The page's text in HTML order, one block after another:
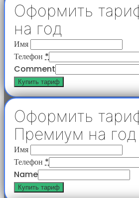
Оформить
на год
Имя
Телефон *
Comment
Купить тариф
Оформить
Премиум на год
Имя
Телефон *
Name
Купить тариф